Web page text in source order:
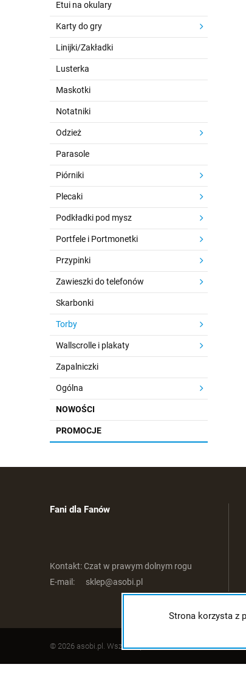
Strona korzysta z
Etui na okulary
Karty do gry
Linijki/Zakładki
Lusterka
Maskotki
Notatniki
Odzież
Parasole
Piórniki
Plecaki
Podkładki pod mysz
Portfele i Portmonetki
Przypinki
Zawieszki do telefonów
Skarbonki
Torby
Wallscrolle i plakaty
Zapalniczki
Ogólna
NOWOŚCI
PROMOCJE
Fani dla Fanów
Kontakt:Czat w prawym dolnym rogu
E-mail:
sklep@asobi.pl
© 2026 asobi.pl. Wszelkie prawa zastrzeżone.